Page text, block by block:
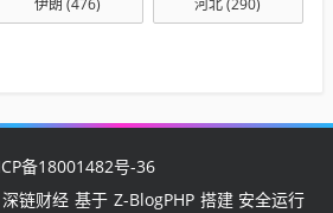
备18001482号-36
深链财经 基于 Z-BlogPHP 搭建 安全运行